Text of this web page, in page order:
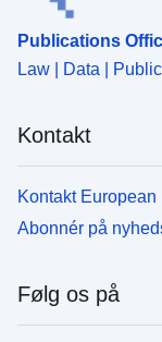
Publications
Law | Data |
Kontakt
Kontakt
Abonnér på
Følg os på